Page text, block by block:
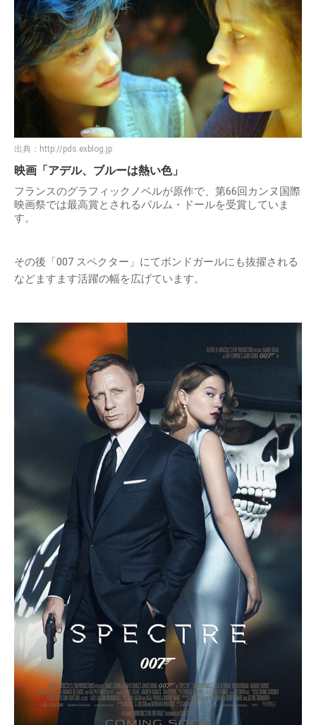
出典： http://pds.exblog.jp
映画「アデル、ブルーは熱い色」
フランスのグラフィックノベルが原作で、第66回カンヌ国際
映画祭では最高賞とされるパルム・ドールを受賞していま
す。
その後「007 スペクター」にてボンドガールにも抜擢される
などますます活躍の幅を広げています。